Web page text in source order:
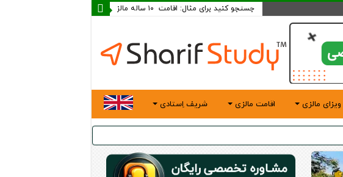
ویزای مالزی اقامت مالزی شریف اِستادی